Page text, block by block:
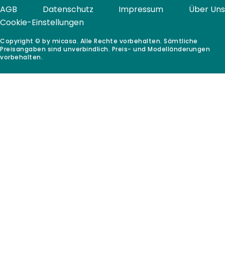
Copyright © by micasa. Alle Rechte vorbehalten. Sämtliche
Preisangaben sind unverbindlich. Preis- und Modelländerungen
vorbehalten.
AGB Datenschutz Impressum
Über Uns
Cookie-Einstellungen